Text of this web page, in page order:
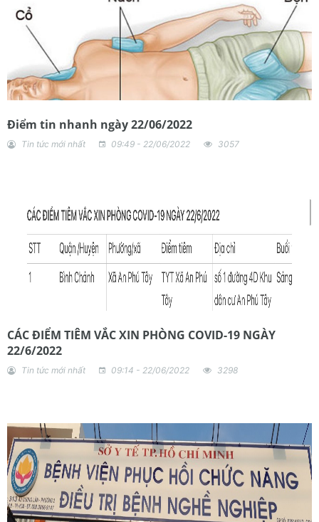
Điểm tin nhanh ngày 22/06/2022
Tin tức mới nhất 09:49 - 22/06/2022 3057
CÁC ĐIỂM TIÊM VẮC XIN PHÒNG COVID-19 NGÀY
22/6/2022
Tin tức mới nhất 09:14 - 22/06/2022 3298